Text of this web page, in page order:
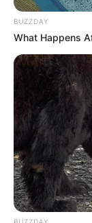
MATÉRIAS EM
BUZZDAY
What Happens